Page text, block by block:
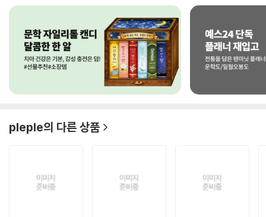
pleple의 다른 상품